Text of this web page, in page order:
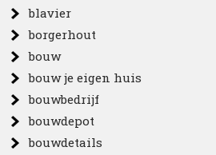
blavier
borgerhout
bouw
bouw je eigen huis
bouwbedrijf
bouwdepot
bouwdetails